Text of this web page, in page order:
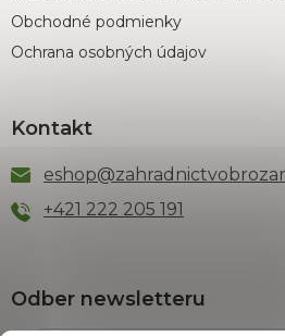
Obchodné podmienky
Ochrana osobných údajov
Kontakt
eshop@
+421 222 205 191
Odber newsletteru